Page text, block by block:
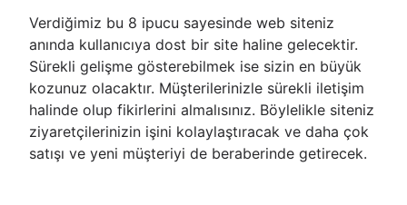
Verdiğimiz bu 8 ipucu sayesinde web siteniz
anında kullanıcıya dost bir site haline gelecektir.
Sürekli gelişme gösterebilmek ise sizin en büyük
kozunuz olacaktır. Müşterilerinizle sürekli iletişim
halinde olup fikirlerini almalısınız. Böylelikle siteniz
ziyaretçilerinizin işini kolaylaştıracak ve daha çok
satışı ve yeni müşteriyi de beraberinde getirecek.